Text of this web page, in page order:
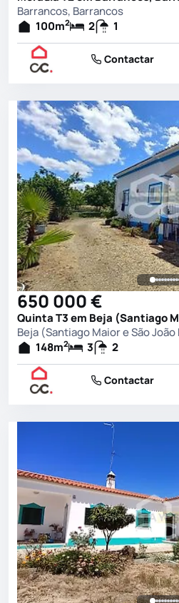
Barrancos, Barrancos
100m2 2 1
Contactar
650 000 €
Beja (Santiago Maior e São
148m2 3 2
Contactar